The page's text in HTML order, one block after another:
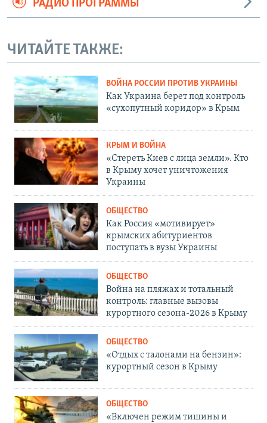
РАДИО ПРОГРАММЫ
ЧИТАЙТЕ ТАКЖЕ:
ВОЙНА РОССИИ ПРОТИВ УКРАИНЫ
Как Украина берет под контроль
«сухопутный коридор» в Крым
КРЫМ И ВОЙНА
«Стереть Киев с лица земли». Кто
в Крыму хочет уничтожения
Украины
ОБЩЕСТВО
Как Россия «мотивирует»
крымских абитуриентов
поступать в вузы Украины
ОБЩЕСТВО
Война на пляжах и тотальный
контроль: главные вызовы
курортного сезона-2026 в Крыму
ОБЩЕСТВО
«Отдых с талонами на бензин»:
курортный сезон в Крыму
ОБЩЕСТВО
«Включен режим тишины и